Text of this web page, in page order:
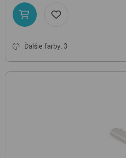
Ďalšie farby: 3